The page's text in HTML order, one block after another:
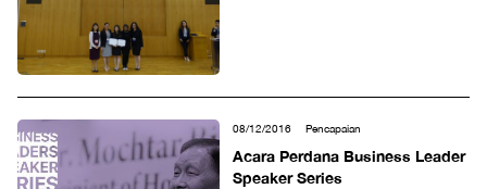
08/12/2016 Pencapaian
Acara Perdana Business Leader
Speaker Series